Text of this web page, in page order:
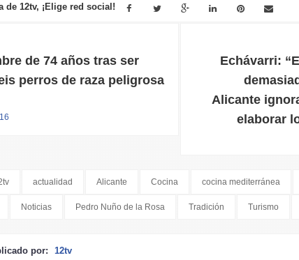
de 12tv, ¡Elige red social!
de 74 años tras ser
perros de raza peligrosa
Echávarri:
Alicante
elaborar
actualidad Alicante Cocina cocina mediterránea
Noticias Pedro Nuño de la Rosa Tradición Turismo
por: 12tv